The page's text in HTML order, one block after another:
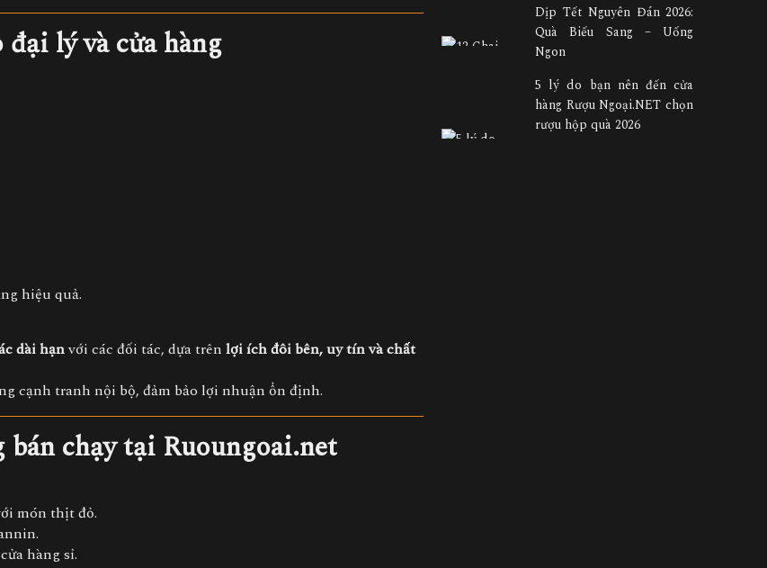
lý và cửa hàng
hiệu quả.
dài hạnvới các đối tác, dựa trên lợi ích đôi bên, uy tín và chất
cạnh tranh nội bộ, đảm bảo lợi nhuận ổn định.
chạy tại Ruoungoai.net
món thịt đỏ.
hàng sỉ.
Dịp Tết Nguyên Đán 2026:
Quà Biếu Sang – Uống
Ngon
5 lý do bạn nên đến cửa
hàng Rượu Ngoại.NET chọn
rượu hộp quà 2026